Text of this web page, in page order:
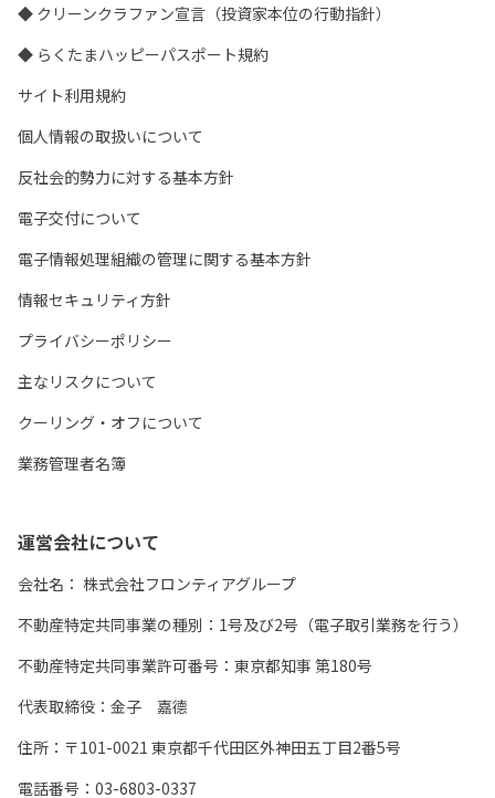
◆ クリーンクラファン宣言（投資家本位の行動指針）
◆ らくたまハッピーパスポート規約
サイト利用規約
個人情報の取扱いについて
反社会的勢力に対する基本方針
電子交付について
電子情報処理組織の管理に関する基本方針
情報セキュリティ方針
プライバシーポリシー
主なリスクについて
クーリング・オフについて
業務管理者名簿
運営会社について
会社名： 株式会社フロンティアグループ
不動産特定共同事業の種別：1号及び2号（電子取引業務を行う）
不動産特定共同事業許可番号：東京都知事 第180号
代表取締役：金子 嘉德
住所：〒101-0021 東京都千代田区外神田五丁目2番5号
電話番号：03-6803-0337